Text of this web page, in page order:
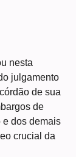
nesta
julgamento
de sua
de
dos demais
crucial da